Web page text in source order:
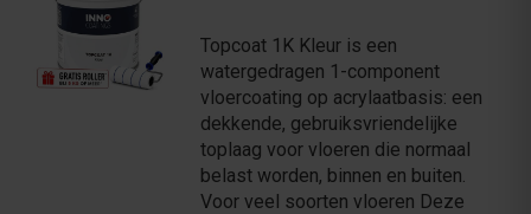
Topcoat 1K Kleur is een
watergedragen 1-component
vloercoating op acrylaatbasis: een
dekkende, gebruiksvriendelijke
toplaag voor vloeren die normaal
belast worden, binnen en buiten.
Voor veel soorten vloeren Deze